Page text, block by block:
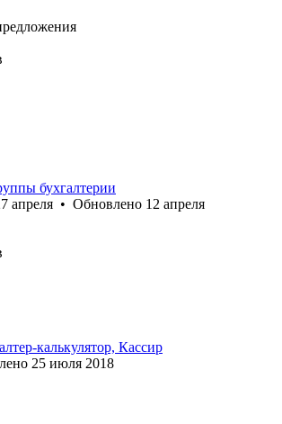
бухгалтерии
апреля • Обновлено 12 апреля
калькулятор, Кассир
25 июля 2018